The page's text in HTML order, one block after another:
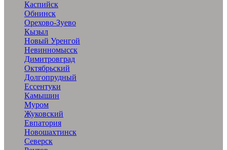
Каспийск
Обнинск
Орехово-Зуево
Кызыл
Новый Уренгой
Невинномысск
Димитровград
Октябрьский
Долгопрудный
Ессентуки
Камышин
Муром
Жуковский
Евпатория
Новошахтинск
Северск